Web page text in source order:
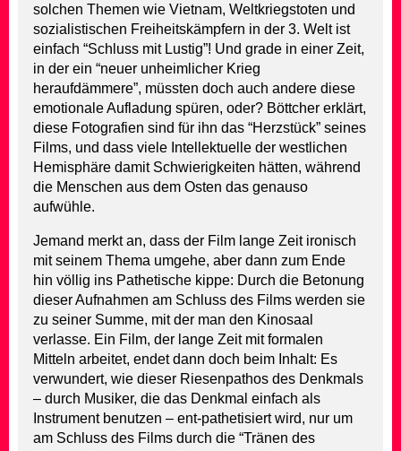
solchen Themen wie Vietnam, Weltkriegstoten und
sozialistischen Freiheitskämpfern in der 3. Welt ist
einfach “Schluss mit Lustig”! Und grade in einer Zeit,
in der ein “neuer unheimlicher Krieg
heraufdämmere”, müssten doch auch andere diese
emotionale Aufladung spüren, oder? Böttcher erklärt,
diese Fotografien sind für ihn das “Herzstück” seines
Films, und dass viele Intellektuelle der westlichen
Hemisphäre damit Schwierigkeiten hätten, während
die Menschen aus dem Osten das genauso
aufwühle.
Jemand merkt an, dass der Film lange Zeit ironisch
mit seinem Thema umgehe, aber dann zum Ende
hin völlig ins Pathetische kippe: Durch die Betonung
dieser Aufnahmen am Schluss des Films werden sie
zu seiner Summe, mit der man den Kinosaal
verlasse. Ein Film, der lange Zeit mit formalen
Mitteln arbeitet, endet dann doch beim Inhalt: Es
verwundert, wie dieser Riesenpathos des Denkmals
– durch Musiker, die das Denkmal einfach als
Instrument benutzen – ent-pathetisiert wird, nur um
am Schluss des Films durch die “Tränen des